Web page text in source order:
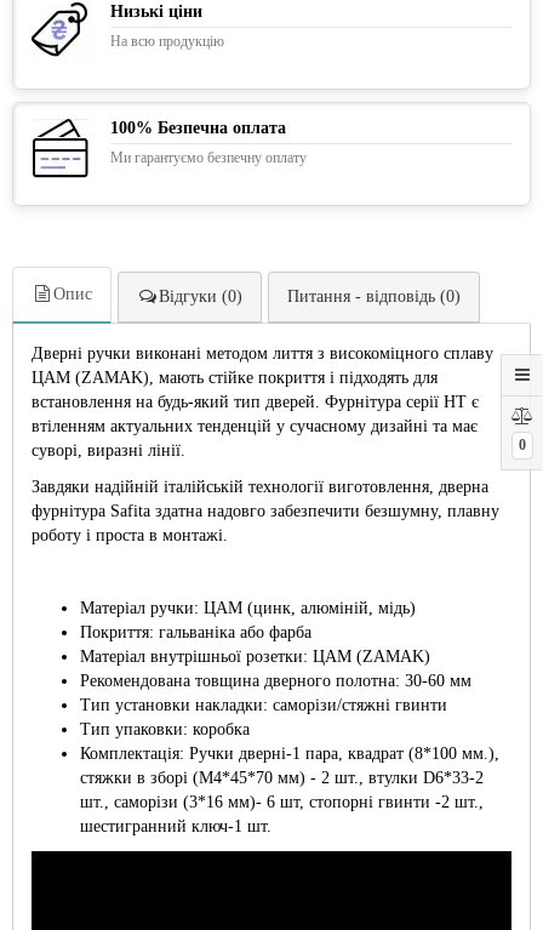
0
Низькі ціни
На всю продукцію
100% Безпечна оплата
Ми гарантуємо безпечну оплату
Опис Відгуки (0) Питання - відповідь (0)
Дверні ручки виконані методом лиття з високоміцного сплаву
ЦАМ (ZAMAK), мають стійке покриття і підходять для
встановлення на будь-який тип дверей. Фурнітура серії HT є
втіленням актуальних тенденцій у сучасному дизайні та має
суворі, виразні лінії.
Завдяки надійній італійській технології виготовлення, дверна
фурнітура Safita здатна надовго забезпечити безшумну, плавну
роботу і проста в монтажі.
Матеріал ручки: ЦАМ (цинк, алюміній, мідь)
Покриття: гальваніка або фарба
Матеріал внутрішньої розетки: ЦАМ (ZAMAK)
Рекомендована товщина дверного полотна: 30-60 мм
Тип установки накладки: саморізи/стяжні гвинти
Тип упаковки: коробка
Комплектація: Ручки дверні-1 пара, квадрат (8*100 мм.),
стяжки в зборі (М4*45*70 мм) - 2 шт., втулки D6*33-2
шт., саморізи (3*16 мм)- 6 шт, стопорні гвинти -2 шт.,
шестигранний ключ-1 шт.